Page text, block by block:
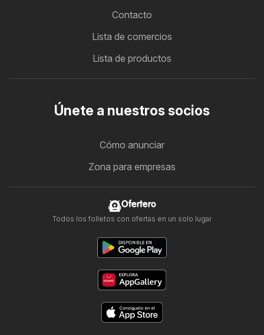
Contacto
Lista de comercios
Lista de productos
Únete a nuestros socios
Cómo anunciar
Zona para empresas
Ofertero
Todos los folletos con ofertas en un solo lugar